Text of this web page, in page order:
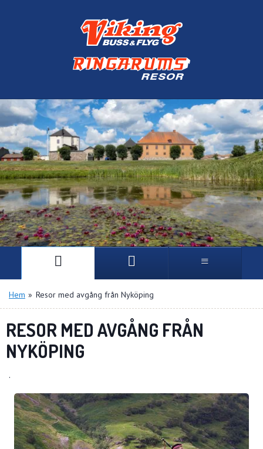
Hem » Resor med avgång från Nyköping
RESOR MED AVGÅNG FRÅN
NYKÖPING
.